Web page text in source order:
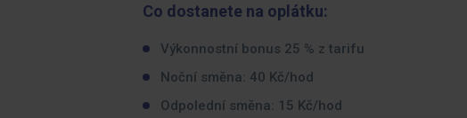
Co dostanete na oplátku:
Výkonnostní bonus 25 % z tarifu
Noční směna: 40 Kč/hod
Odpolední směna: 15 Kč/hod